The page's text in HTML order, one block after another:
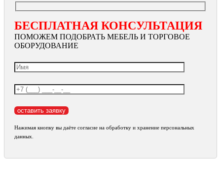
БЕСПЛАТНАЯ КОНСУЛЬТАЦИЯ
ПОМОЖЕМ ПОДОБРАТЬ МЕБЕЛЬ И ТОРГОВОЕ
ОБОРУДОВАНИЕ
Нажимая кнопку вы даёте согласие на обработку и хранение персональных
данных.